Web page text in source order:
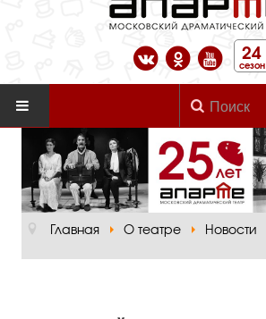
24
сезон
Главная
О театре
Официальная информация
Главная О театре Новости